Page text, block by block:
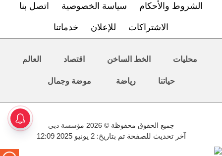
الشروط والأحكام سياسة الخصوصية اتصل بنا
الاشتراكات للإعلان خدماتنا
محليات الخط الساخن اقتصاد العالم
حياتنا رياضة موضة وجمال
جميع الحقوق محفوظة © 2026 مؤسسة دبي
آخر تحديث للصفحة تم بتاريخ: 2 يونيو 2025 12:09